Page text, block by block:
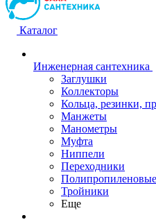
Каталог
Инженерная сантехника
Заглушки
Коллекторы
Кольца, резинки,
Манжеты
Манометры
Муфта
Ниппели
Переходники
Полипропиленовые
Тройники
Еще